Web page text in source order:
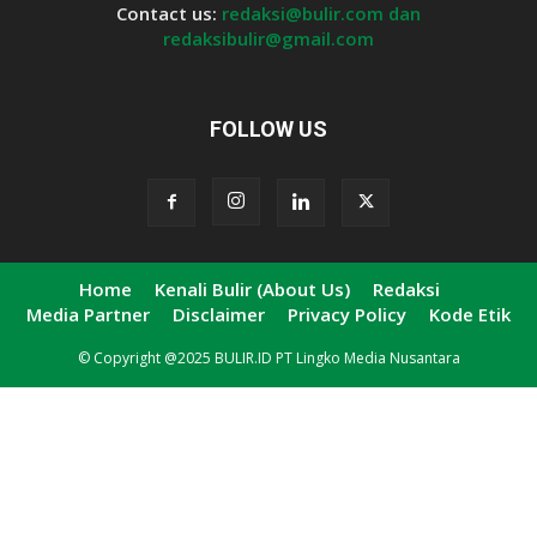
Contact us: redaksi@bulir.com dan
redaksibulir@gmail.com
FOLLOW US
Home Kenali Bulir (About Us)
Redaksi
Media Partner
Disclaimer Privacy Policy Kode Etik
© Copyright @2025 BULIR.ID PT Lingko Media Nusantara